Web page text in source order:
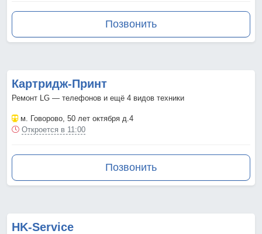
Позвонить
Картридж-Принт
Ремонт LG — телефонов и ещё 4 видов техники
м. Говорово , 50 лет октября д.4
Откроется в 11:00
Позвонить
HK-Service